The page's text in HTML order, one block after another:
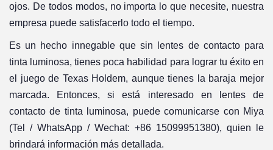
ojos. De todos modos, no importa lo que necesite, nuestra
empresa puede satisfacerlo todo el tiempo.
Es un hecho innegable que sin lentes de contacto para
tinta luminosa, tienes poca habilidad para lograr tu éxito en
el juego de Texas Holdem, aunque tienes la baraja mejor
marcada. Entonces, si está interesado en lentes de
contacto de tinta luminosa, puede comunicarse con Miya
(Tel / WhatsApp / Wechat: +86 15099951380), quien le
brindará información más detallada.